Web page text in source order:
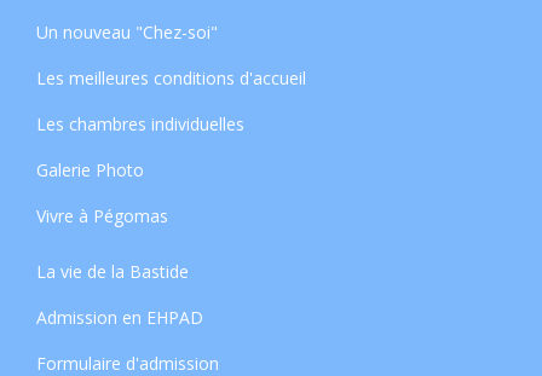
Un nouveau "Chez-soi"
Les meilleures conditions d'accueil
Les chambres individuelles
Galerie Photo
Vivre à Pégomas
La vie de la Bastide
Admission en EHPAD
Formulaire d'admission